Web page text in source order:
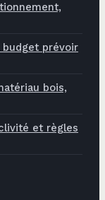
prévoir
bois,
et règles